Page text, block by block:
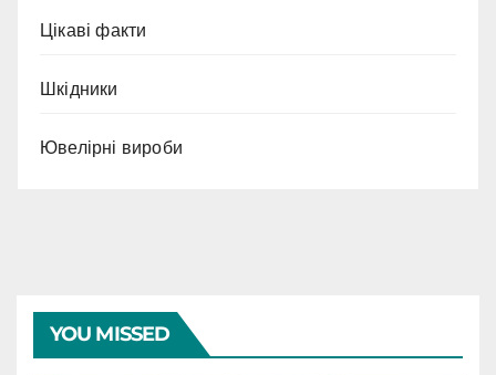
Цікаві факти
Шкідники
Ювелірні вироби
YOU MISSED